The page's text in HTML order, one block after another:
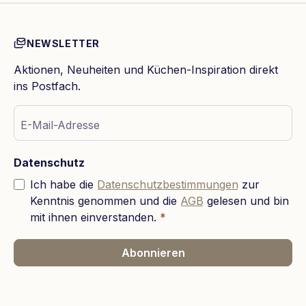
NEWSLETTER
Aktionen, Neuheiten und Küchen-Inspiration direkt
ins Postfach.
E-Mail-Adresse
Datenschutz
Ich habe die Datenschutzbestimmungen zur
Kenntnis genommen und die AGB gelesen und bin
mit ihnen einverstanden. *
Abonnieren